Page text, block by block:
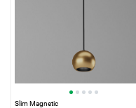
Slim Magnetic